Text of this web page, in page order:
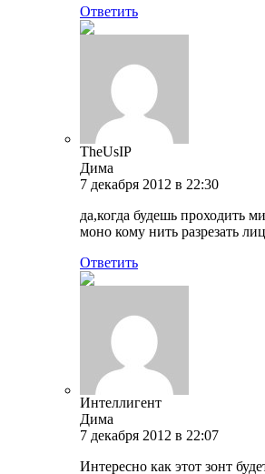
Ответить
TheUsIP
Дима
7 декабря 2012 в 22:30
да,когда будешь проходить
моно кому нить разрезать
Ответить
Интеллигент
Дима
7 декабря 2012 в 22:07
Интересно как этот зонт